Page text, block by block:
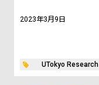
2023年3月9日
UTokyo Research